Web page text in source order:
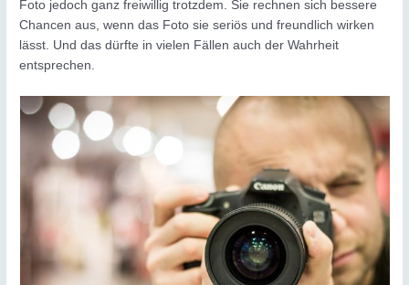
Foto jedoch ganz freiwillig trotzdem. Sie rechnen sich bessere
Chancen aus, wenn das Foto sie seriös und freundlich wirken
lässt. Und das dürfte in vielen Fällen auch der Wahrheit
entsprechen.